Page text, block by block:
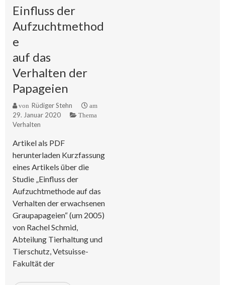
Einfluss der
Aufzuchtmethod
e
auf das
Verhalten der
Papageien
von Rüdiger Stehn am
29. Januar 2020 Thema
Verhalten
Artikel als PDF
herunterladen Kurzfassung
eines Artikels über die
Studie „Einfluss der
Aufzuchtmethode auf das
Verhalten der erwachsenen
Graupapageien“ (um 2005)
von Rachel Schmid,
Abteilung Tierhaltung und
Tierschutz, Vetsuisse-
Fakultät der